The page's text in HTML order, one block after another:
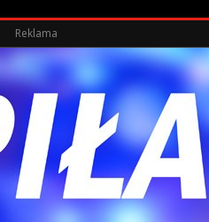
Reklama